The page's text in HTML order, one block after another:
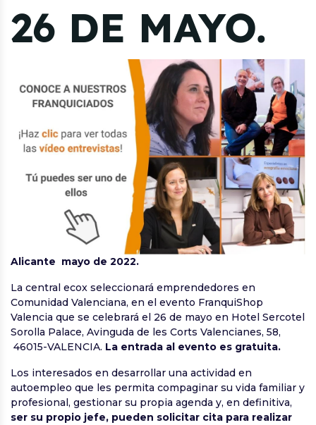
26 DE MAYO.
Alicante mayo de 2022.
La central ecox seleccionará emprendedores en
Comunidad Valenciana, en el evento FranquiShop
Valencia que se celebrará el 26 de mayo en Hotel Sercotel
Sorolla Palace, Avinguda de les Corts Valencianes, 58,
46015-VALENCIA. La entrada al evento es gratuita.
Los interesados en desarrollar una actividad en
autoempleo que les permita compaginar su vida familiar y
profesional, gestionar su propia agenda y, en definitiva,
ser su propio jefe, pueden solicitar cita para realizar